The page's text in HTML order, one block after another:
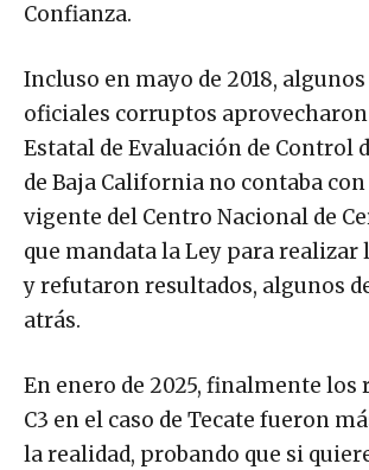
Confianza.
Incluso en mayo de 2018, algunos
oficiales corruptos aprovecharon
Estatal de Evaluación de Control
de Baja California no contaba
vigente del Centro Nacional de
que mandata la Ley para realizar
y refutaron resultados, algunos
atrás.
En enero de 2025, finalmente los
C3 en el caso de Tecate fueron
la realidad, probando que si